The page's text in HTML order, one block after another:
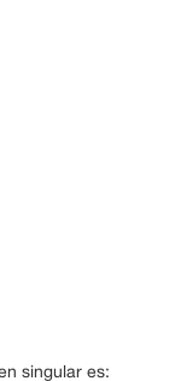
singular es: